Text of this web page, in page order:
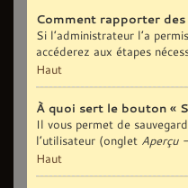
Comment rapporter
Si l’administrateur l’a
accéderez aux étapes
Haut
À quoi sert le bouton «
Il vous permet de
l’utilisateur (onglet Aperçu
Haut